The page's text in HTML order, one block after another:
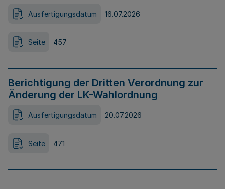
Ausfertigungsdatum 16.07.2026
Seite 457
Berichtigung der Dritten Verordnung zur
Änderung der LK-Wahlordnung
Ausfertigungsdatum 20.07.2026
Seite 471